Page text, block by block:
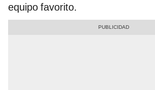
equipo favorito.